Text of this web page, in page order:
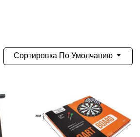
Сортировка По Умолчанию